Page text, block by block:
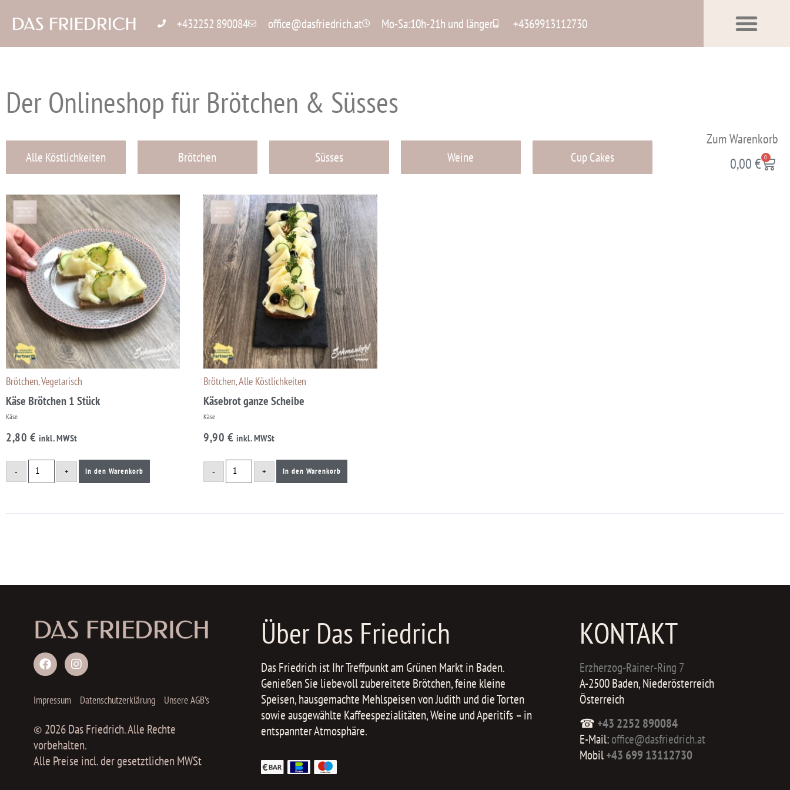
+432252 890084 office@dasfriedrich.at Mo-Sa:10h-21h und länger +4369913112730
Der Onlineshop für Brötchen & Süsses
Alle Köstlichkeiten Brötchen Süsses Weine Cup Cakes
Zum Warenkorb
0,00€ 0
Brötchen,Vegetarisch
Käse Brötchen 1 Stück
Käse
2,80 € inkl. MWSt
- + In den Warenkorb
Brötchen,Alle Köstlichkeiten
Käsebrot ganze Scheibe
Käse
9,90 € inkl. MWSt
- + In den Warenkorb
Impressum Datenschutzerklärung Unsere AGB’s
© 2026 Das Friedrich. Alle Rechte
vorbehalten.
Alle Preise incl. der gesetztlichen MWSt
Über Das Friedrich
Das Friedrich ist Ihr Treffpunkt am Grünen Markt in Baden.
Genießen Sie liebevoll zubereitete Brötchen, feine kleine
Speisen, hausgemachte Mehlspeisen von Judith und die Torten
sowie ausgewählte Kaffeespezialitäten, Weine und Aperitifs – in
entspannter Atmosphäre.
KONTAKT
Erzherzog-Rainer-Ring 7
A-2500 Baden, Niederösterreich
Österreich
☎ +43 2252 890084
E-Mail:office@dasfriedrich.at
Mobil+43 699 13112730